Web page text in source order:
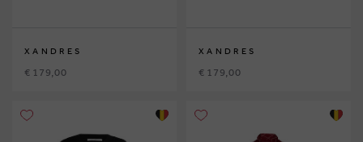
XANDRES
€ 179,00
XANDRES
€ 179,00